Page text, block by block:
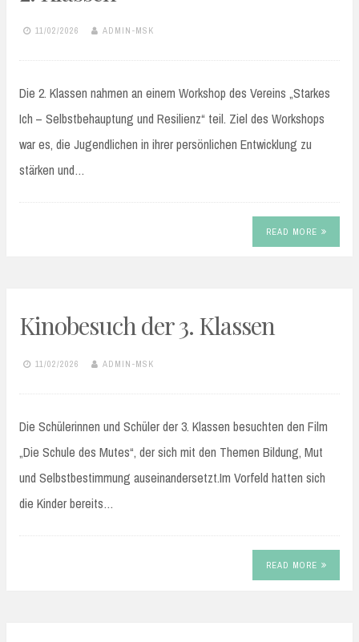
11/02/2026 ADMIN-MSK
Die 2. Klassen nahmen an einem Workshop des Vereins „Starkes
Ich – Selbstbehauptung und Resilienz“ teil. Ziel des Workshops
war es, die Jugendlichen in ihrer persönlichen Entwicklung zu
stärken und…
READ MORE
Kinobesuch der 3. Klassen
11/02/2026 ADMIN-MSK
Die Schülerinnen und Schüler der 3. Klassen besuchten den Film
„Die Schule des Mutes“, der sich mit den Themen Bildung, Mut
und Selbstbestimmung auseinandersetzt.Im Vorfeld hatten sich
die Kinder bereits…
READ MORE